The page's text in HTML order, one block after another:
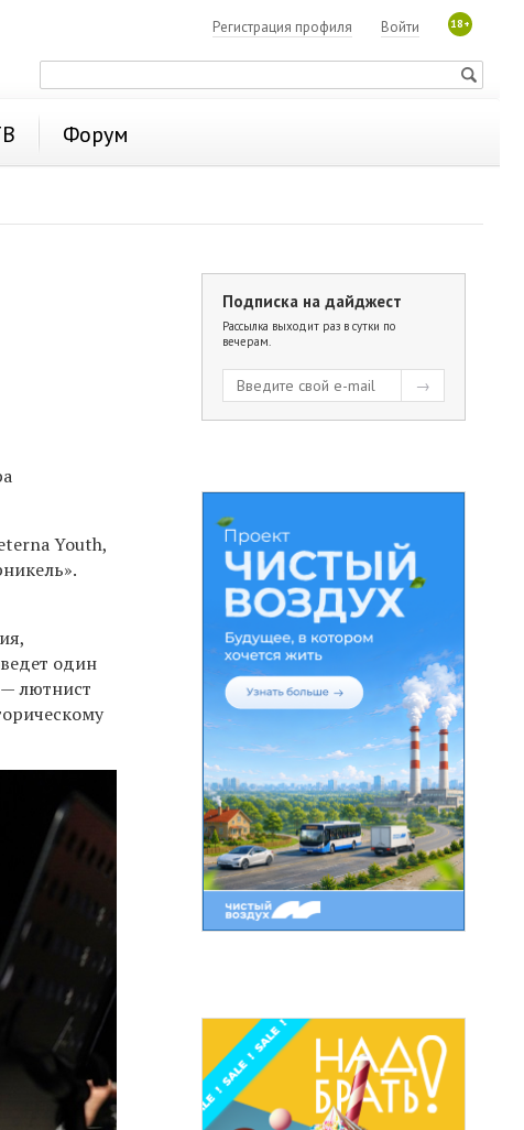
18+
Войти
Регистрация профиля
Форум
Youth,
один
—лютнист
Подписка на дайджест
Рассылка выходит раз в сутки по
вечерам.